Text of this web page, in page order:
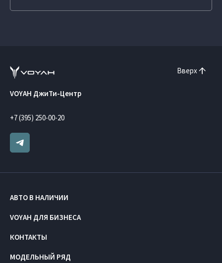
Вверх
VOYAH ДжиТи-Центр
+7 (395) 250-00-20
АВТО В НАЛИЧИИ
VOYAH ДЛЯ БИЗНЕСА
КОНТАКТЫ
МОДЕЛЬНЫЙ РЯД